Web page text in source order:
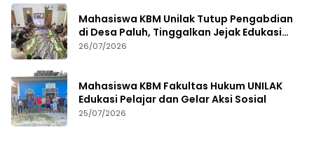
Mahasiswa KBM Unilak Tutup Pengabdian
di Desa Paluh, Tinggalkan Jejak Edukasi
Hukum dan Aksi Sosial
26/07/2026
Mahasiswa KBM Fakultas Hukum UNILAK
Edukasi Pelajar dan Gelar Aksi Sosial
25/07/2026